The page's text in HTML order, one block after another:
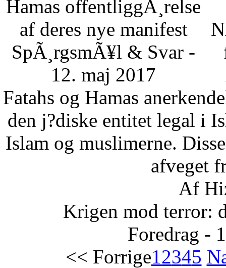
Hamas offentliggÃ¸relse
af deres nye manifest
SpÃ¸rgsmÃ¥l & Svar -
12. maj 2017
Fatahs og Hamas
den j?diske entitet legal i
Islam og muslimerne.
afveget
Af
Krigen mod terror:
Foredrag -
<< Forrige12345